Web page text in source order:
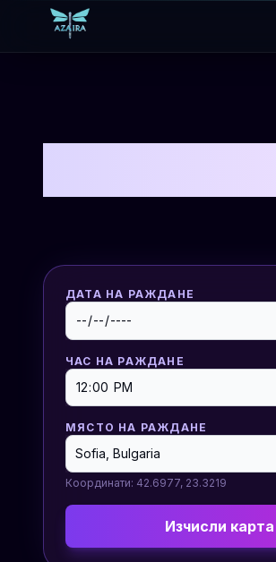
ДАТА НА РАЖДАНЕ
ЧАС НА РАЖДАНЕ
МЯСТО НА РАЖДАНЕ
Координати: 42.6977, 23.3219
Изчисли карта